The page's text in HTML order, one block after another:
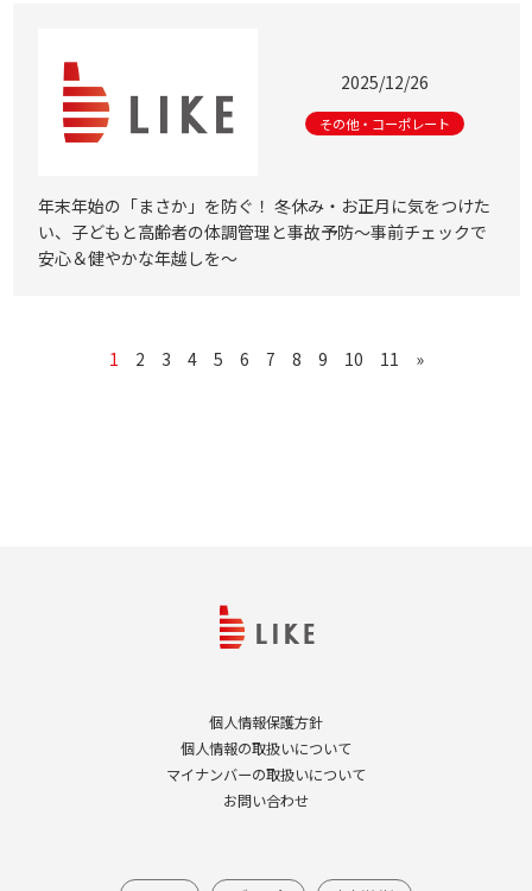
2025/12/26
その他・コーポレート
年末年始の「まさか」を防ぐ！ 冬休み・お正月に気をつけた
い、子どもと高齢者の体調管理と事故予防～事前チェックで
安心＆健やかな年越しを～
1 2 3 4 5 6 7 8 9 10 11 »
個人情報保護方針
個人情報の取扱いについて
マイナンバーの取扱いについて
お問い合わせ